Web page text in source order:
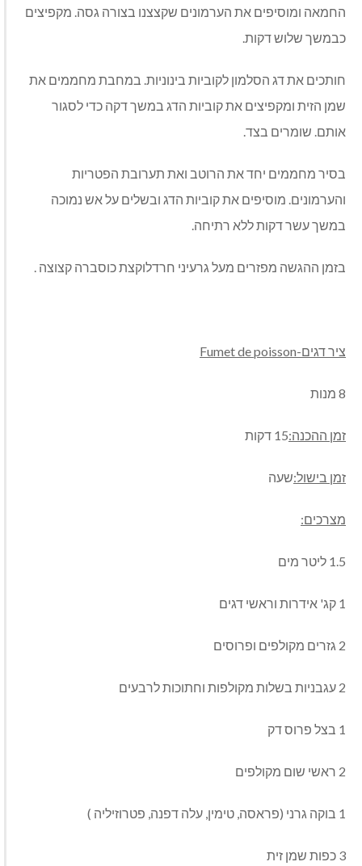
החמאה ומוסיפים את הערמונים שקצצנו בצורה גסה. מקפיצים
כבמשך שלוש דקות.
חותכים את דג הסלמון לקוביות בינוניות. במחבת מחממים את
שמן הזית ומקפיצים את קוביות הדג במשך דקה כדי לסגור
אותם. שומרים בצד.
בסיר מחממים יחד את הרוטב ואת תערובת הפטריות
והערמונים. מוסיפים את קוביות הדג ובשלים על אש נמוכה
במשך עשר דקות ללא רתיחה.
בזמן ההגשה מפזרים מעל גרעיני חרדלוקצת כוסברה קצוצה .
ציר דגים-Fumet de poisson
8 מנות
זמן ההכנה:15 דקות
זמן בישול:שעה
מצרכים:
1.5 ליטר מים
1 קג' אידרות וראשי דגים
2 גזרים מקולפים ופרוסים
2 עגבניות בשלות מקולפות וחתוכות לרבעים
1 בצל פרוס דק
2 ראשי שום מקולפים
1 בוקה גרני (פראסה, טימין, עלה דפנה, פטרוזיליה )
3 כפות שמן זית